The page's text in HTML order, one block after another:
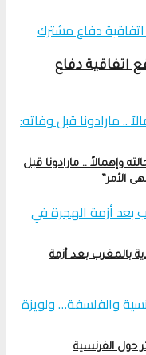
اتفاقية دفاع
وإهمالاً .. مارادونا قبل
الأمر”
بالمغرب بعد أزمة
حول الفرنسية